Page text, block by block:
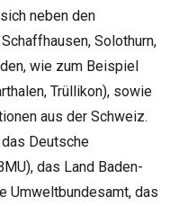
neben den
Solothurn,
wie zum Beispiel
Trüllikon), sowie
aus der Schweiz.
Deutsche
das Land Baden-
Umweltbundesamt, das